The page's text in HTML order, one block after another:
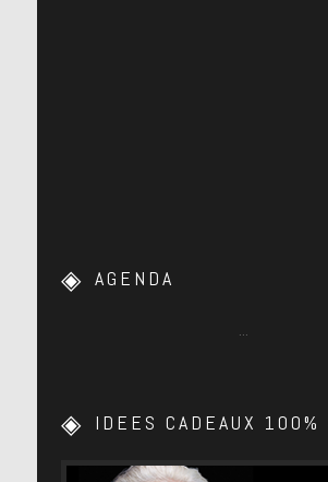
AGENDA
IDEES CADEAUX 100%